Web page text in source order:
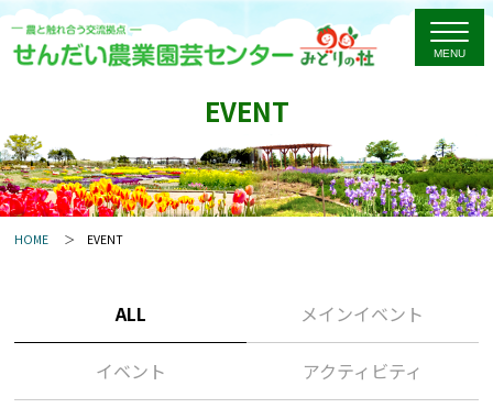
EVENT
HOME EVENT
ALL メインイベント
イベント アクティビティ